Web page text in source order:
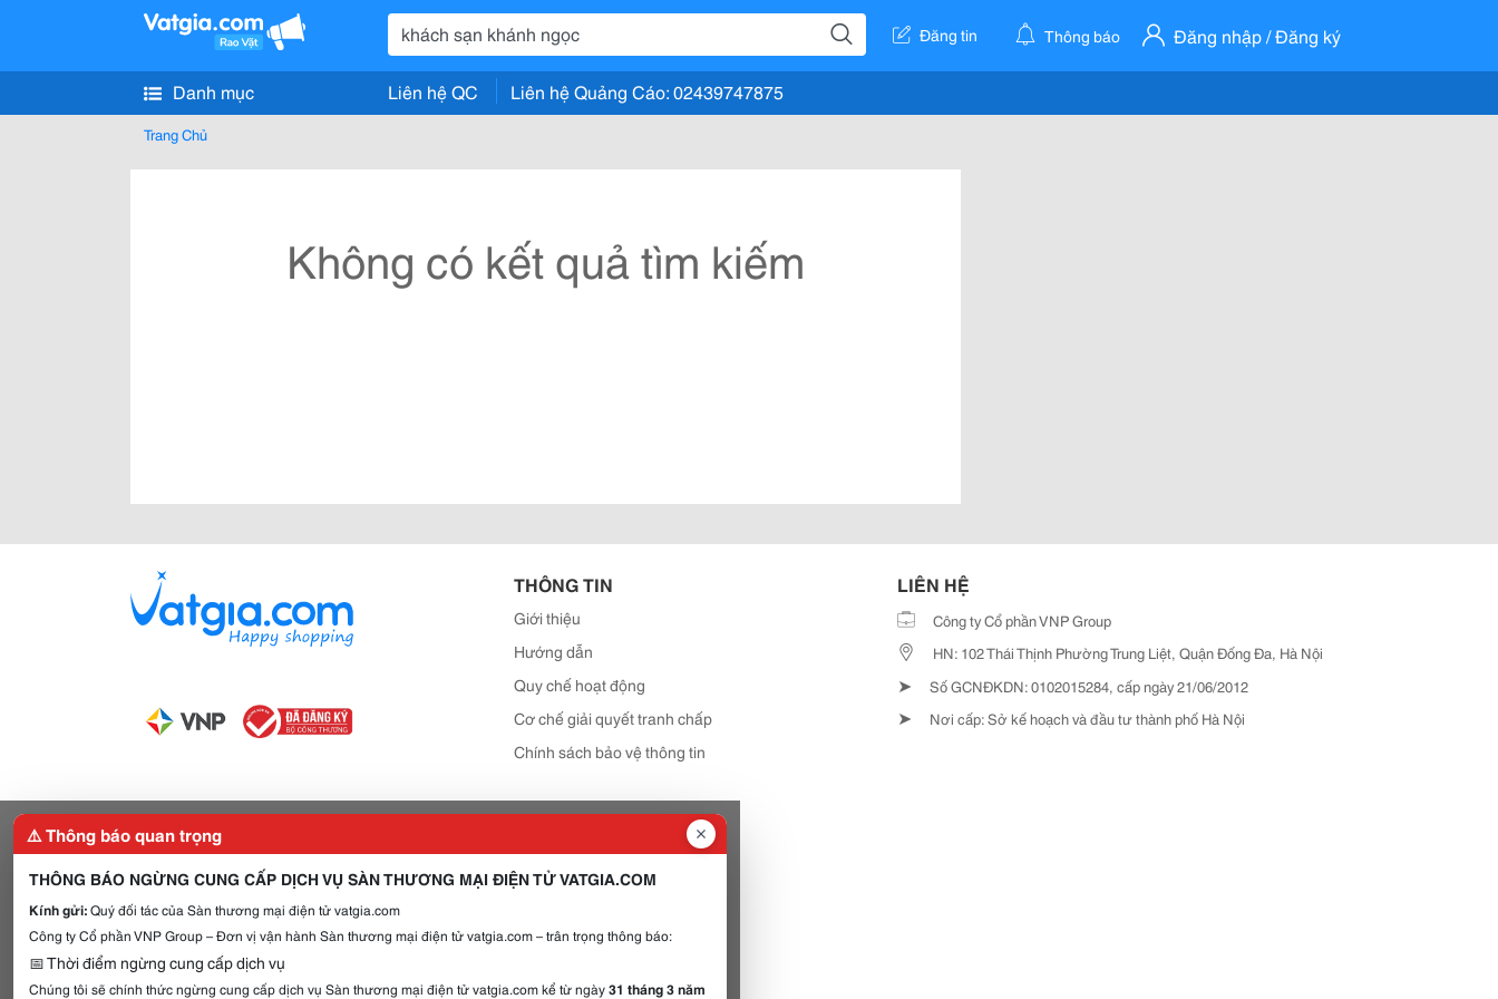
Đăng tin Thông báo Đăng nhập / Đăng ký
Danh mục Liên hệ QC Liên hệ Quảng Cáo: 02439747875
Trang Chủ
Không có kết quả tìm kiếm
THÔNG TIN
Giới thiệu
Hướng dẫn
Quy chế hoạt động
Cơ chế giải quyết tranh chấp
Chính sách bảo vệ thông tin
LIÊN HỆ
Công ty Cổ phần VNP Group
HN: 102 Thái Thịnh Phường Trung Liệt, Quận Đống Đa, Hà Nội
➤ Số GCNĐKDN: 0102015284, cấp ngày 21/06/2012
➤ Nơi cấp: Sở kế hoạch và đầu tư thành phố Hà Nội
⚠️ Thông báo quan trọng
THÔNG BÁO NGỪNG CUNG CẤP DỊCH VỤ SÀN THƯƠNG MẠI ĐIỆN TỬ VATGIA.COM
Kính gửi:Quý đối tác của Sàn thương mại điện tử vatgia.com
Công ty Cổ phần VNP Group – Đơn vị vận hành Sàn thương mại điện tử vatgia.com – trân trọng thông báo:
📅 Thời điểm ngừng cung cấp dịch vụ
Chúng tôi sẽ chính thức ngừng cung cấp dịch vụ Sàn thương mại điện tử vatgia.com kể từ ngày31 tháng 3 năm